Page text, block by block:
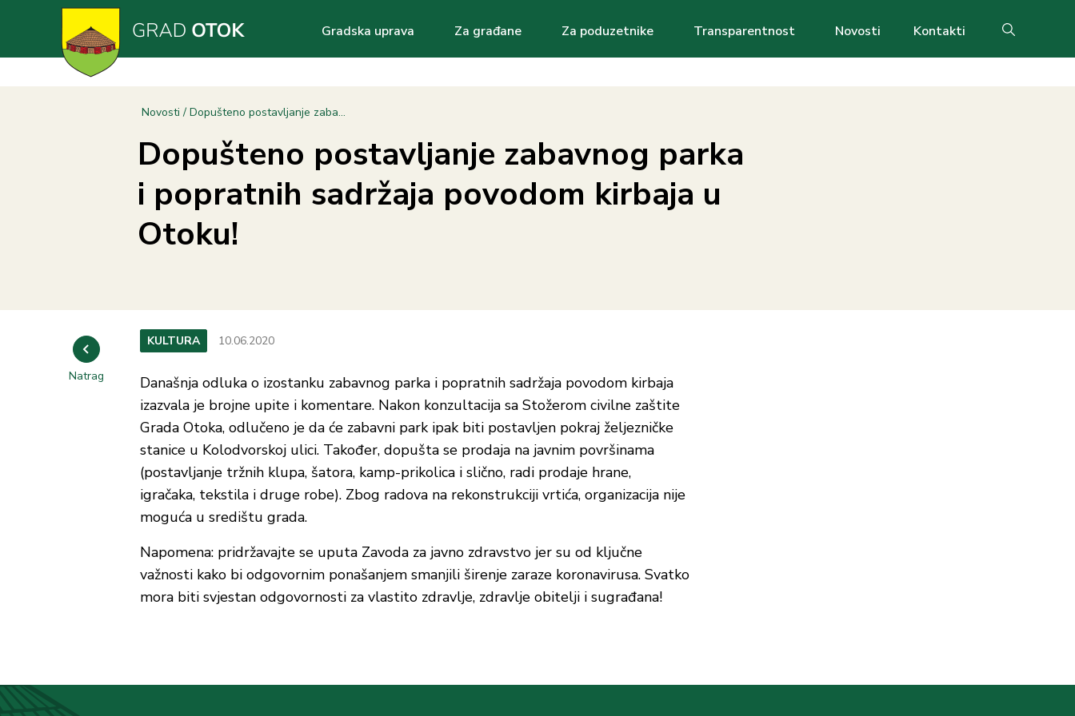
Main
navigation
Gradska uprava Za građane Za poduzetnike Transparentnost Novosti Kontakti Search
Breadcrumb
Novosti Dopušteno postavljanje zaba...
Dopušteno postavljanje zabavnog parka
i popratnih sadržaja povodom kirbaja u
Otoku!
Natrag
KULTURA 10.06.2020
Današnja odluka o izostanku zabavnog parka i popratnih sadržaja povodom kirbaja
izazvala je brojne upite i komentare. Nakon konzultacija sa Stožerom civilne zaštite
Grada Otoka, odlučeno je da će zabavni park ipak biti postavljen pokraj željezničke
stanice u Kolodvorskoj ulici. Također, dopušta se prodaja na javnim površinama
(postavljanje tržnih klupa, šatora, kamp-prikolica i slično, radi prodaje hrane,
igračaka, tekstila i druge robe). Zbog radova na rekonstrukciji vrtića, organizacija nije
moguća u središtu grada.
Napomena: pridržavajte se uputa Zavoda za javno zdravstvo jer su od ključne
važnosti kako bi odgovornim ponašanjem smanjili širenje zaraze koronavirusa. Svatko
mora biti svjestan odgovornosti za vlastito zdravlje, zdravlje obitelji i sugrađana!